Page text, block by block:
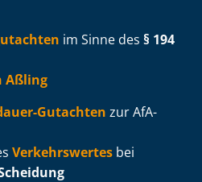
im Sinne des § 194
Aßling
Gutachten zur AfA-
Verkehrswertes bei